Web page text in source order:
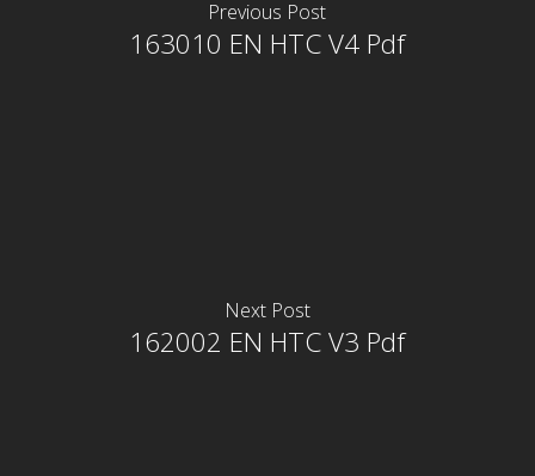
Previous Post
163010 EN HTC V4 Pdf
Next Post
162002 EN HTC V3 Pdf